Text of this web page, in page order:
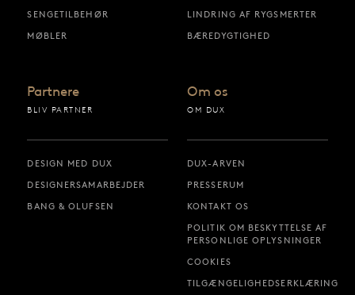
SENGETILBEHØR
MØBLER
LINDRING AF RYGSMERTER
BÆREDYGTIGHED
Partnere
BLIV PARTNER
DESIGN MED DUX
DESIGNERSAMARBEJDER
BANG & OLUFSEN
Om os
OM DUX
DUX-ARVEN
PRESSERUM
KONTAKT OS
POLITIK OM BESKYTTELSE AF
PERSONLIGE OPLYSNINGER
COOKIES
TILGÆNGELIGHEDSERKLÆRING